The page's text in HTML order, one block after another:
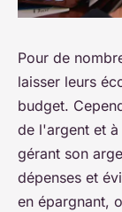
Pour de
laisser leurs
budget.
de l'argent et
gérant son
dépenses et
en épargnant,